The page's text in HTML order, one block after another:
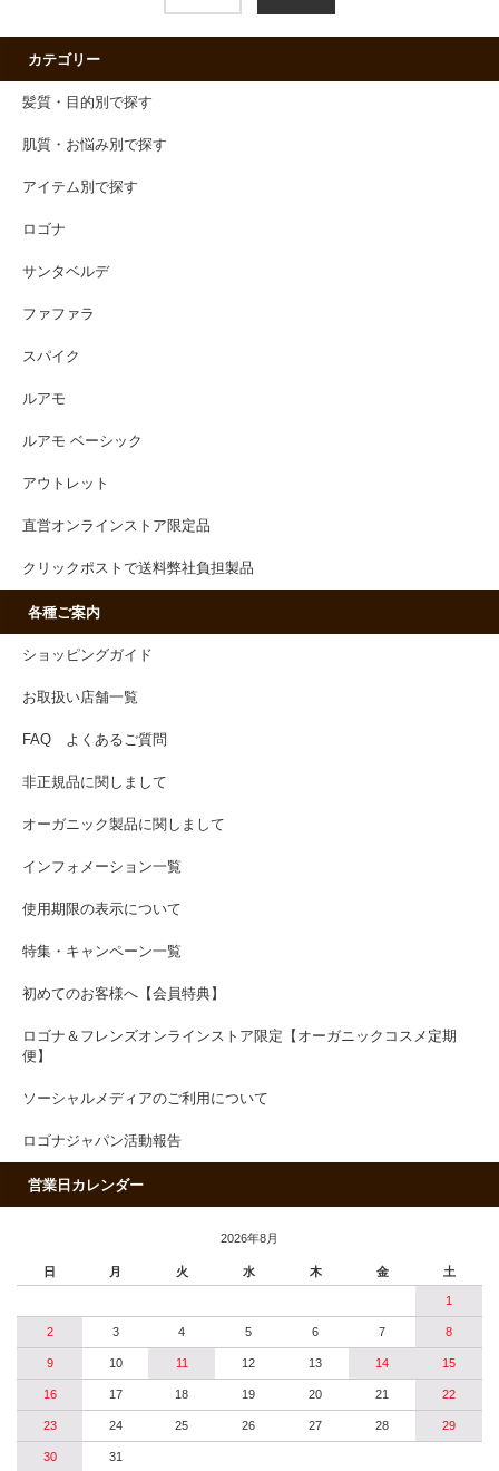
カテゴリー
髪質・目的別で探す
肌質・お悩み別で探す
アイテム別で探す
ロゴナ
サンタベルデ
ファファラ
スパイク
ルアモ
ルアモ ベーシック
アウトレット
直営オンラインストア限定品
クリックポストで送料弊社負担製品
各種ご案内
ショッピングガイド
お取扱い店舗一覧
FAQ よくあるご質問
非正規品に関しまして
オーガニック製品に関しまして
インフォメーション一覧
使用期限の表示について
特集・キャンペーン一覧
初めてのお客様へ【会員特典】
ロゴナ＆フレンズオンラインストア限定【オーガニックコスメ定期
便】
ソーシャルメディアのご利用について
ロゴナジャパン活動報告
営業日カレンダー
2026年8月
日 月 火 水 木 金 土
1
2 3 4 5 6 7 8
9 10 11 12 13 14 15
16 17 18 19 20 21 22
23 24 25 26 27 28 29
30 31